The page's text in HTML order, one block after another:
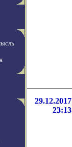
29.12.2017
23:13